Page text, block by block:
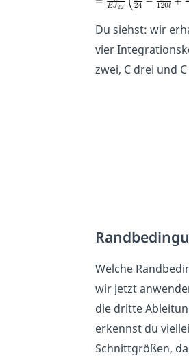
Du siehst: wir
vier
zwei, C drei und
Welche
wir jetzt
die dritte
erkennst du
Schnittgrößen,